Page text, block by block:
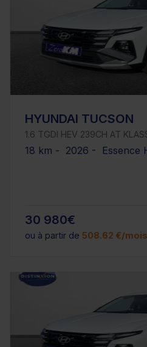
HYUNDAI TUCSON
1.6 TGDI HEV 239CH AT
18 km - 2026 - Essence
30 980€
ou à partir de 508.62 €/mois